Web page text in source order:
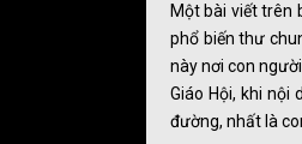
Một bài viết trên
phổ biến thư
này nơi con
Giáo Hội, khi
đường, nhất là